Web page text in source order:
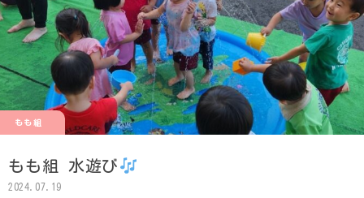
もも組
もも組 水遊び
2024.07.19